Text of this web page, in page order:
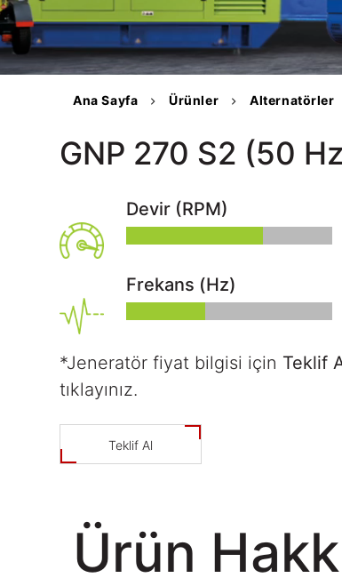
Kalite Belgeleri
Teknik Dokümanlar
Ana Sayfa Ürünler Alternatörler
GNP 270 S2 (50
Devir (RPM)
Frekans (Hz)
*Jeneratör fiyat bilgisi için Teklif
tıklayınız.
Teklif Al
Ürün